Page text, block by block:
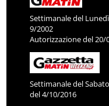
Settimanale del
9/2002
Autorizzazione del 20/
Settimanale del
del 4/10/2016